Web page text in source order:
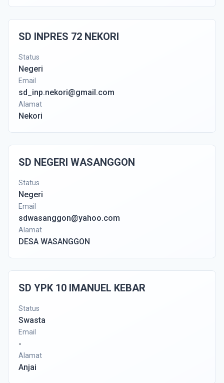
SD INPRES 72 NEKORI
Status
Negeri
Email
sd_inp.nekori@gmail.com
Alamat
Nekori
SD NEGERI WASANGGON
Status
Negeri
Email
sdwasanggon@yahoo.com
Alamat
DESA WASANGGON
SD YPK 10 IMANUEL KEBAR
Status
Swasta
Email
-
Alamat
Anjai